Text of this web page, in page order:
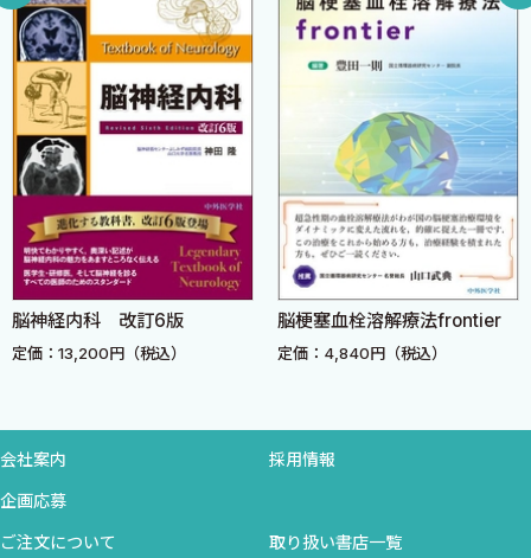
がけたつもりです．したがって必ずしも最初から通読しなくても，
関心のある領域から最初にご覧頂いてもよいのではないかと考え
ます．
本書が先生方の日常診療に少しでもお役に立ち，ご活用頂けるこ
とを切に願うとともに，記載内容についてのご批判や，さらにもっ
とこうした方がよいのではないかとのご意見なども頂ければ誠に
幸甚に存じます．
2015年12月
武田 篤
■IV 初期治療 〈谷口さやか，武田 篤〉
■1．説明と同意
「パーキンソン病はどのような治療があるのでしょうか？」
「パーキンソン病は死ぬ病気ですか？」
「この病気は認知症になりますか？」
「この病気は遺伝しますか？」
「パーキンソン病によい食べ物やサプリメントはあります
か？あるいは食べないほうがよいものは
ありますか？」
「薬を飲んだらかえって悪くなると聞いたことがありますが
本当ですか？」
■2．治療のタイミング
脳神経内科 改訂6版
定価：13,200円（税込）
脳梗塞血栓溶解療法frontier
定価：4,840円（税込）
会社案内 採用情報
企画応募
ご注文について 取り扱い書店一覧